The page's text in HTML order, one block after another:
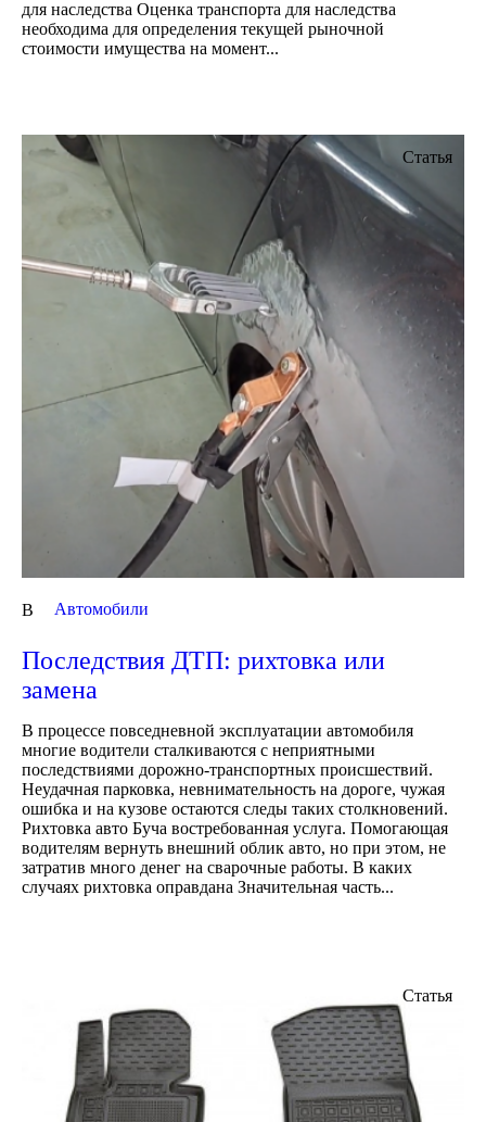
для наследства Оценка транспорта для наследства
необходима для определения текущей рыночной
стоимости имущества на момент...
Статья
В Автомобили
Последствия ДТП: рихтовка или
замена
В процессе повседневной эксплуатации автомобиля
многие водители сталкиваются с неприятными
последствиями дорожно-транспортных происшествий.
Неудачная парковка, невнимательность на дороге, чужая
ошибка и на кузове остаются следы таких столкновений.
Рихтовка авто Буча востребованная услуга. Помогающая
водителям вернуть внешний облик авто, но при этом, не
затратив много денег на сварочные работы. В каких
случаях рихтовка оправдана Значительная часть...
Статья